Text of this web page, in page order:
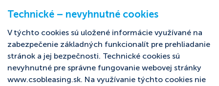
Technické – nevyhnutné cookies
V týchto cookies sú uložené informácie využívané na
zabezpečenie základných funkcionalít pre prehliadanie
stránok a jej bezpečnosti. Technické cookies sú
nevyhnutné pre správne fungovanie webovej stránky
www.csobleasing.sk. Na využívanie týchto cookies nie